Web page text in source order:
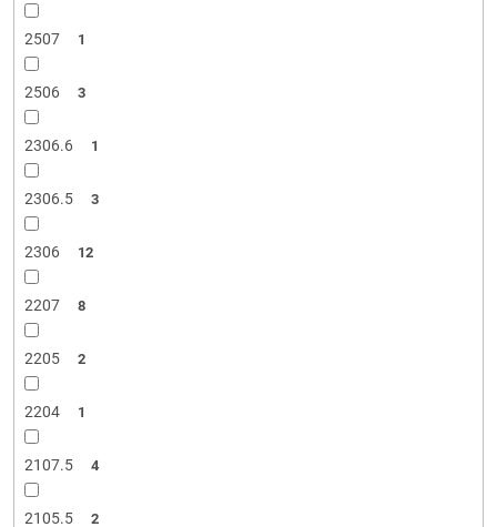
2507 1
2506 3
2306.6 1
2306.5 3
2306 12
2207 8
2205 2
2204 1
2107.5 4
2105.5 2